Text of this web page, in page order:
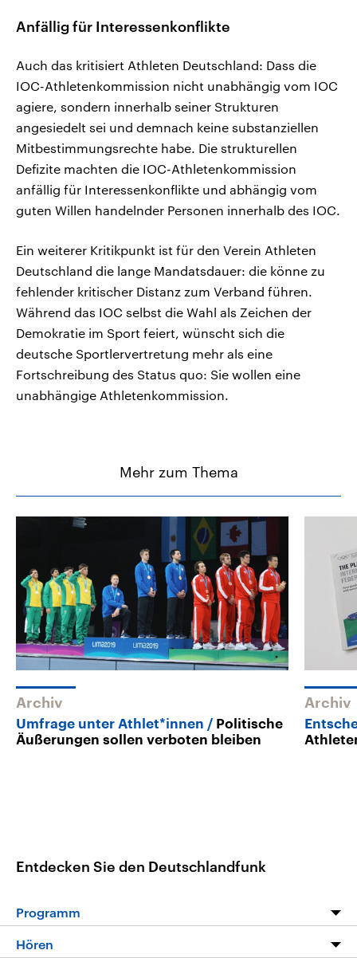
Anfällig für Interessenkonflikte
Auch das kritisiert Athleten Deutschland: Dass die
IOC-Athletenkommission nicht unabhängig vom IOC
agiere, sondern innerhalb seiner Strukturen
angesiedelt sei und demnach keine substanziellen
Mitbestimmungsrechte habe. Die strukturellen
Defizite machten die IOC-Athletenkommission
anfällig für Interessenkonflikte und abhängig vom
guten Willen handelnder Personen innerhalb des IOC.
Ein weiterer Kritikpunkt ist für den Verein Athleten
Deutschland die lange Mandatsdauer: die könne zu
fehlender kritischer Distanz zum Verband führen.
Während das IOC selbst die Wahl als Zeichen der
Demokratie im Sport feiert, wünscht sich die
deutsche Sportlervertretung mehr als eine
Fortschreibung des Status quo: Sie wollen eine
unabhängige Athletenkommission.
Mehr zum Thema
Archiv
Umfrage unter Athlet*innen
Politische
Äußerungen sollen verboten bleiben
Archiv
Entdecken Sie den Deutschlandfunk
Programm
Programm
Hören